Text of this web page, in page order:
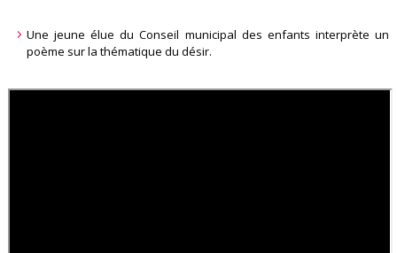
Une jeune élue du Conseil municipal des enfants interprète un
poème sur la thématique du désir.